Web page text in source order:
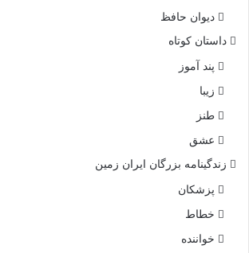
دیوان حافظ
داستان کوتاه
پند آموز
زیبا
طنز
عشق
زندگینامه بزرگان ایران زمین
پزشکان
خطاط
خواننده